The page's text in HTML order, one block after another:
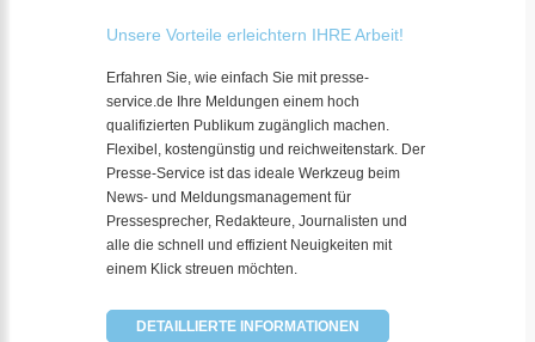
Unsere Vorteile erleichtern IHRE Arbeit!
Erfahren Sie, wie einfach Sie mit presse-
service.de Ihre Meldungen einem hoch
qualifizierten Publikum zugänglich machen.
Flexibel, kostengünstig und reichweitenstark. Der
Presse-Service ist das ideale Werkzeug beim
News- und Meldungsmanagement für
Pressesprecher, Redakteure, Journalisten und
alle die schnell und effizient Neuigkeiten mit
einem Klick streuen möchten.
DETAILLIERTE INFORMATIONEN